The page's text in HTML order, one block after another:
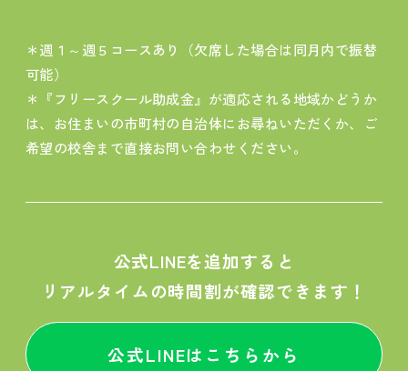
＊週１～週５コースあり（欠席した場合は同月内で振替
可能）
＊『フリースクール助成金』が適応される地域かどうか
は、お住まいの市町村の自治体にお尋ねいただくか、ご
希望の校舎まで直接お問い合わせください。
公式LINEを追加すると
リアルタイムの時間割が確認できます！
公式LINEはこちらから